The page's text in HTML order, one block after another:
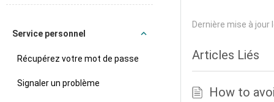
Dernière mise à
Articles Liés
How to
Service personnel
Récupérez votre mot de passe
Signaler un problème